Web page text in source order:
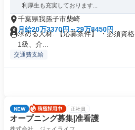
利厚生も充実しております...
千葉県我孫子市柴崎
月給20万3370円～29万8450円
求める人材: 【応募条件】 ・必須資
1級、介...
交通費支給
NEW 正社員
オープニング募集|准看護